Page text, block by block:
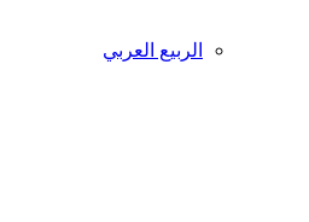
الربيع العربي